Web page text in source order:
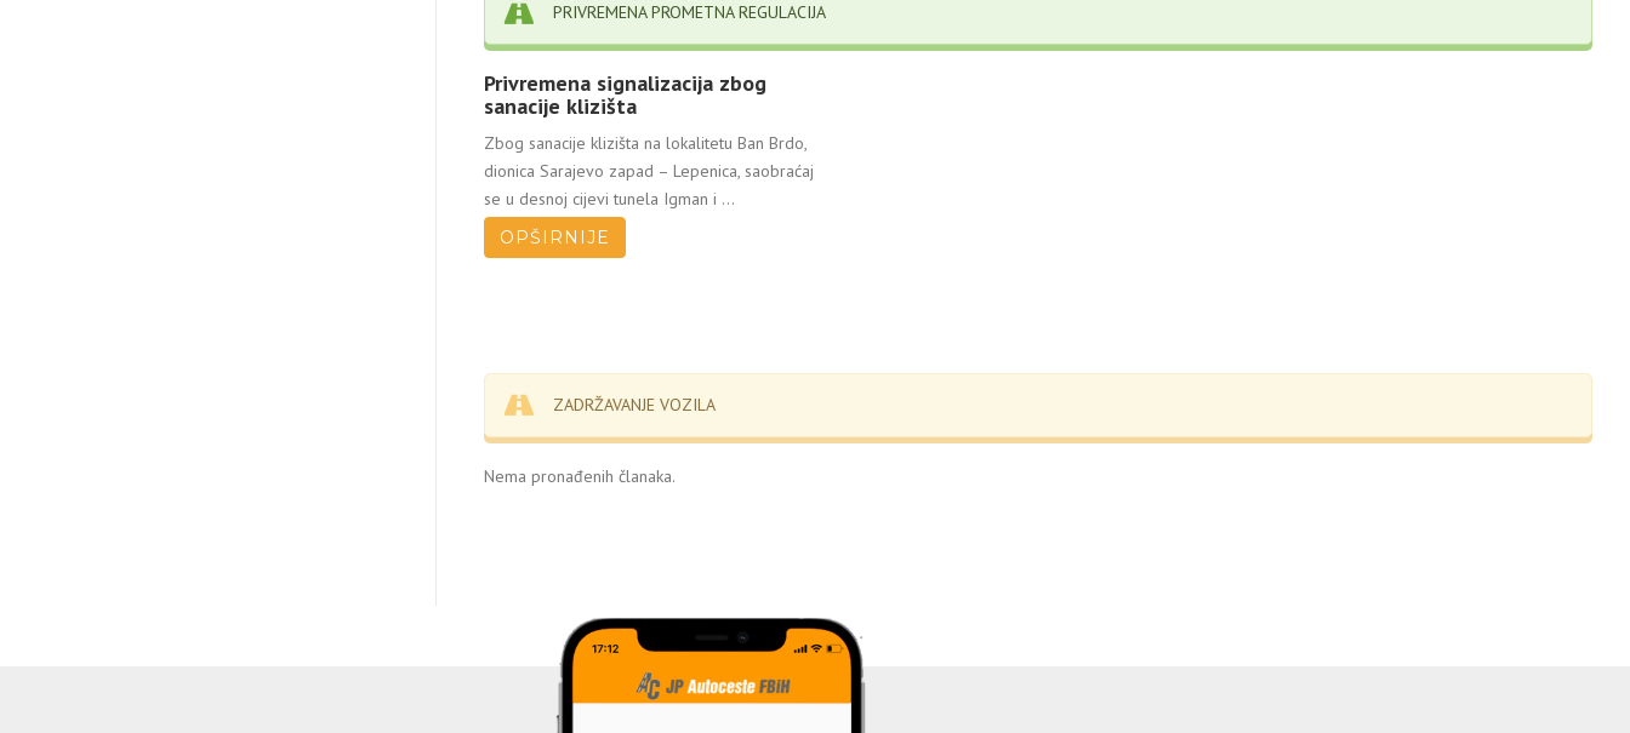
PRIVREMENA PROMETNA REGULACIJA
Privremena signalizacija zbog
sanacije klizišta
Zbog sanacije klizišta na lokalitetu Ban Brdo,
dionica Sarajevo zapad – Lepenica, saobraćaj
se u desnoj cijevi tunela Igman i ...
OPŠIRNIJE
ZADRŽAVANJE VOZILA
Nema pronađenih članaka.